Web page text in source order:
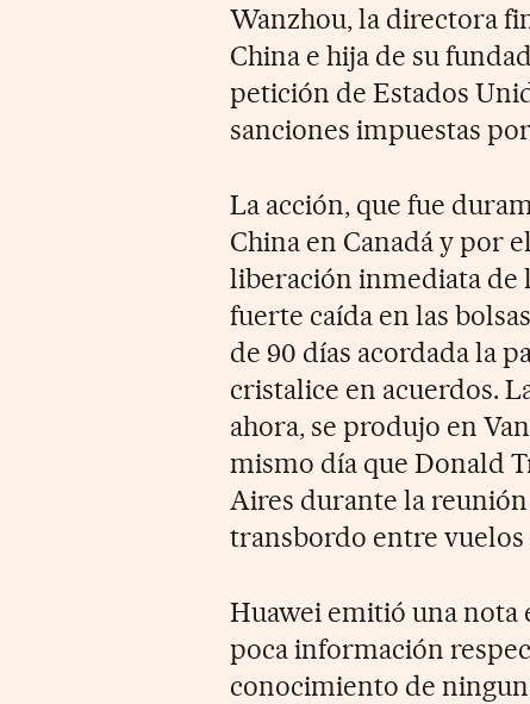
Wanzhou, la directora
China e hija de su
petición de Estados
sanciones impuestas
La acción, que fue
China en Canadá y por
liberación inmediata de
fuerte caída en las
de 90 días acordada la
cristalice en acuerdos.
ahora, se produjo en
mismo día que Donald
Aires durante la reunión
transbordo entre vuelos
Huawei emitió una nota
poca información
conocimiento de